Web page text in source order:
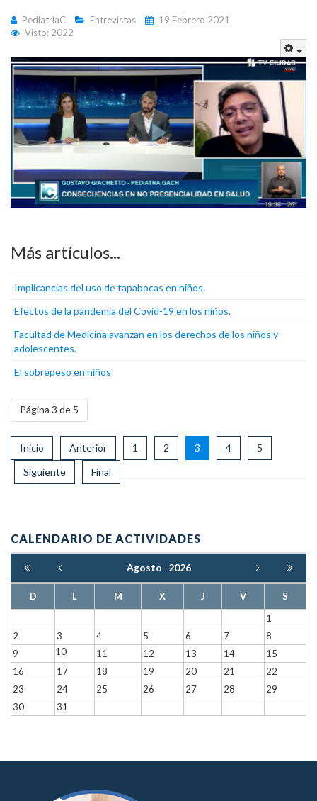
PediatriaC Entrevistas
19 Febrero 2021
Visto: 2022
Más artículos...
Implicancias del uso de tapabocas en niños.
Efectos de la pandemia del Covid-19 en los niños.
Facultad de Medicina avanzan en los derechos de los niños y
adolescentes.
El sobrepeso en niños
Página 3 de 5
Inicio Anterior 1 2 3 4
5
Siguiente
Final
CALENDARIO DE ACTIVIDADES
Agosto 2026
D L M X J V
S
1
2
3 4 5 6 7
8
9
10 11 12 13 14
15
16
17 18 19 20 21
22
23
24 25 26 27 28
29
30
31